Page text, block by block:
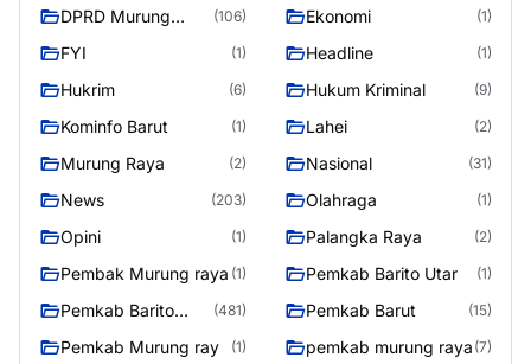
DPRD Murung
(106) Ekonomi (1)
FYI (1) Headline (1)
Hukrim (6) Hukum Kriminal (9)
Kominfo Barut (1) Lahei (2)
Murung Raya (2) Nasional (31)
News (203) Olahraga (1)
Opini (1) Palangka Raya (2)
Pembak Murung raya (1) Pemkab Barito Utar (1)
Pemkab Barito
(481) Pemkab Barut (15)
Pemkab Murung ray (1) pemkab murung raya (7)